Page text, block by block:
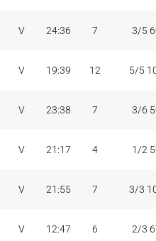
V 24:36 7 3/5
V 19:39 12 5/5
V 23:38 7 3/6
V 21:17 4 1/2
V 21:55 7 3/3
V 12:47 6 2/3